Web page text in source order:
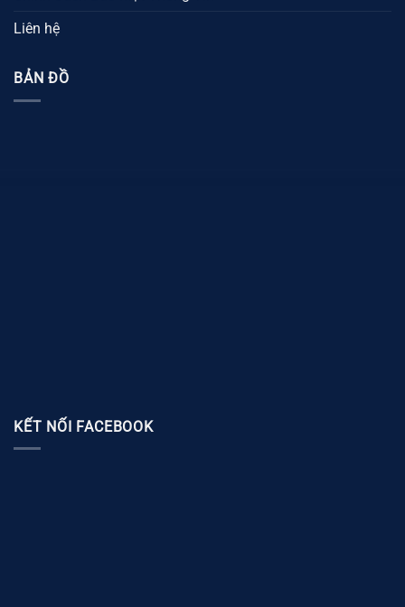
Liên hệ
BẢN ĐỒ
KẾT NỐI FACEBOOK